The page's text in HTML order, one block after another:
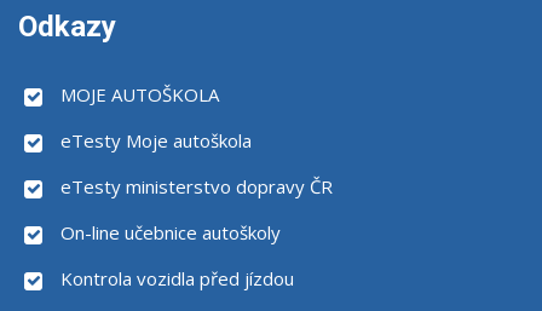
Odkazy
MOJE AUTOŠKOLA
eTesty Moje autoškola
eTesty ministerstvo dopravy ČR
On-line učebnice autoškoly
Kontrola vozidla před jízdou